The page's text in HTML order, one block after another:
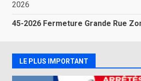
2026
45-2026 Fermeture Grande Rue
LE PLUS IMPORTANT